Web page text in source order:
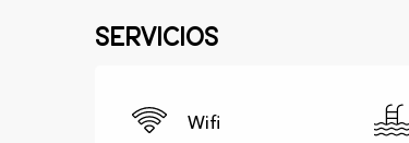
Servicios
Wifi